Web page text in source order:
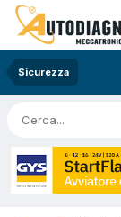
Sicurezza